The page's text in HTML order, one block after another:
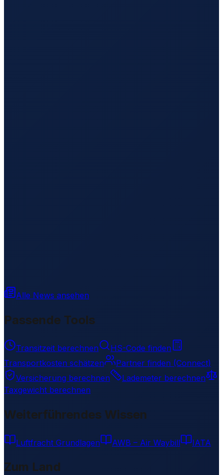
Alle News ansehen
Passende Tools
Transitzeit berechnen
HS-Code finden
Transportkosten schätzen
Partner finden (Connect)
Versicherung berechnen
Lademeter berechnen
Taxgewicht berechnen
Weiterführendes Wissen
Luftfracht Grundlagen AWB – Air Waybill IATA
Zum Land